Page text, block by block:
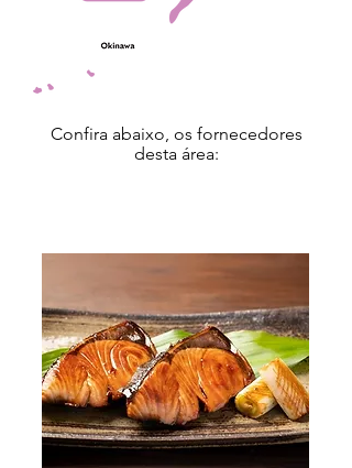
Confira abaixo, os fornecedores
desta área: